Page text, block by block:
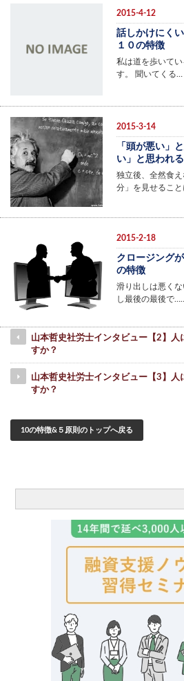
2015-4-12
話しかけにく
１０の特徴
私は道を歩いて
す。 聞いてくる…
2015-3-14
「頭が悪い」
い」と思
独立後、全然食
分」を見せること
2015-2-18
クロージング
の特徴
滑り出しは悪く
し最後の最後で……
山本哲史社労士インタビュー【2】人
すか？
山本哲史社労士インタビュー【3】人
すか？
10の特徴&５原則のトップへ戻る